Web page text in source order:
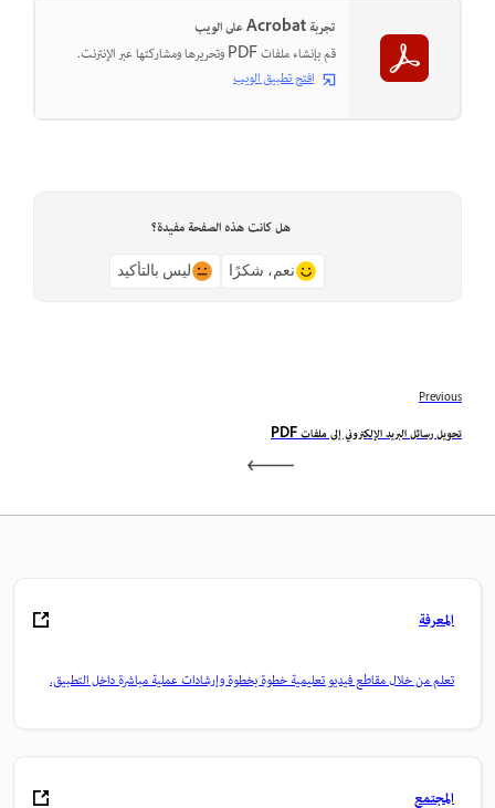
تجربة Acrobat على الويب
قم بإنشاء ملفات PDF وتحريرها ومشاركتها عبر الإنترنت.
افتح تطبيق الويب
هل كانت هذه الصفحة مفيدة؟
نعم، شكرًا ليس بالتأكيد
Previous
تحويل رسائل البريد الإلكتروني إلى ملفات PDF
المعرفة
تعلم من خلال مقاطع فيديو تعليمية خطوة بخطوة وإرشادات عملية مباشرة داخل التطبيق.
المجتمع